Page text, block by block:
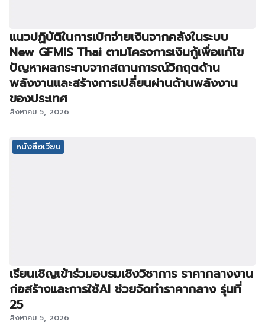
แนวปฏิบัติในการเบิกจ่ายเงินจากคลังในระบบ
New GFMIS Thai ตามโครงการเงินกู้เพื่อแก้ไข
ปัญหาผลกระทบจากสถานการณ์วิกฤตด้าน
พลังงานและสร้างการเปลี่ยนผ่านด้านพลังงาน
ของประเทศ
สิงหาคม 5, 2026
หนังสือเวียน
เรียนเชิญเข้าร่วมอบรมเชิงวิชาการ ราคากลางงาน
ก่อสร้างและการใช้AI ช่วยจัดทำราคากลาง รุ่นที่
25
สิงหาคม 5, 2026